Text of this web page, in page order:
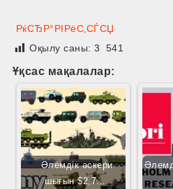
РќСЂР°РІРёС‚СЃСЏ
Оқылу саны:3 541
Ұқсас мақалалар:
Әлемдік әскери
шығын $2,7…